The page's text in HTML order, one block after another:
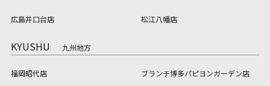
広島井口台店 松江八幡店
KYUSHU 九州地方
福岡昭代店 ブランチ博多パピヨンガーデン店